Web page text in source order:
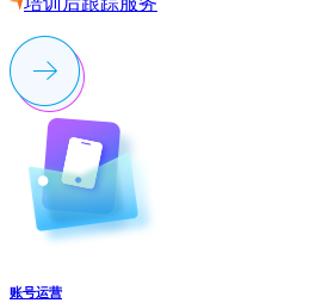
账号运营